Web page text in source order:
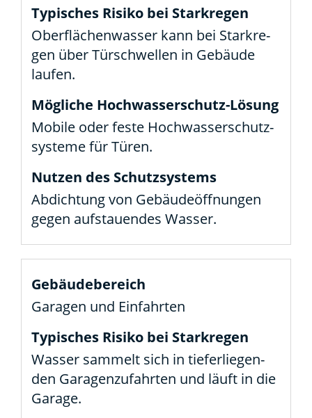
Ober­flä­chen­was­ser kann bei Stark­re­
gen über Tür­schwel­len in Gebäu­de
lau­fen.
Mobi­le oder fes­te Hoch­was­ser­schutz­
sys­te­me für Türen.
Abdich­tung von Gebäu­de­öff­nun­gen
gegen auf­stau­en­des Was­ser.
Gara­gen und Ein­fahr­ten
Was­ser sam­melt sich in tie­fer­lie­gen­
den Gara­gen­zu­fahr­ten und läuft in die
Gara­ge.